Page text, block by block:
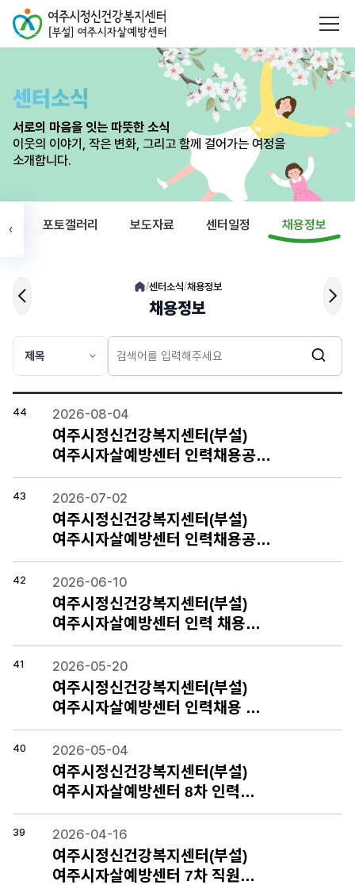
센터소식
서로의 마음을 잇는 따뜻한 소식
이웃의 이야기, 작은 변화, 그리고 함께 걸어가는 여정을
소개합니다.
‹ 포토갤러리 보도자료 센터일정 채용정보
/센터소식/채용정보
채용정보
44
여주시정신건강복지센터(부설)
여주시자살예방센터 인력채용공…
2026-08-04
43
여주시정신건강복지센터(부설)
여주시자살예방센터 인력채용공…
2026-07-02
42
여주시정신건강복지센터(부설)
여주시자살예방센터 인력 채용…
2026-06-10
41
여주시정신건강복지센터(부설)
여주시자살예방센터 인력채용 …
2026-05-20
40
여주시정신건강복지센터(부설)
여주시자살예방센터 8차 인력…
2026-05-04
39
여주시정신건강복지센터(부설)
여주시자살예방센터 7차 직원…
2026-04-16